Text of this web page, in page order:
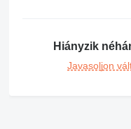
Hiányzik
Javasoljon